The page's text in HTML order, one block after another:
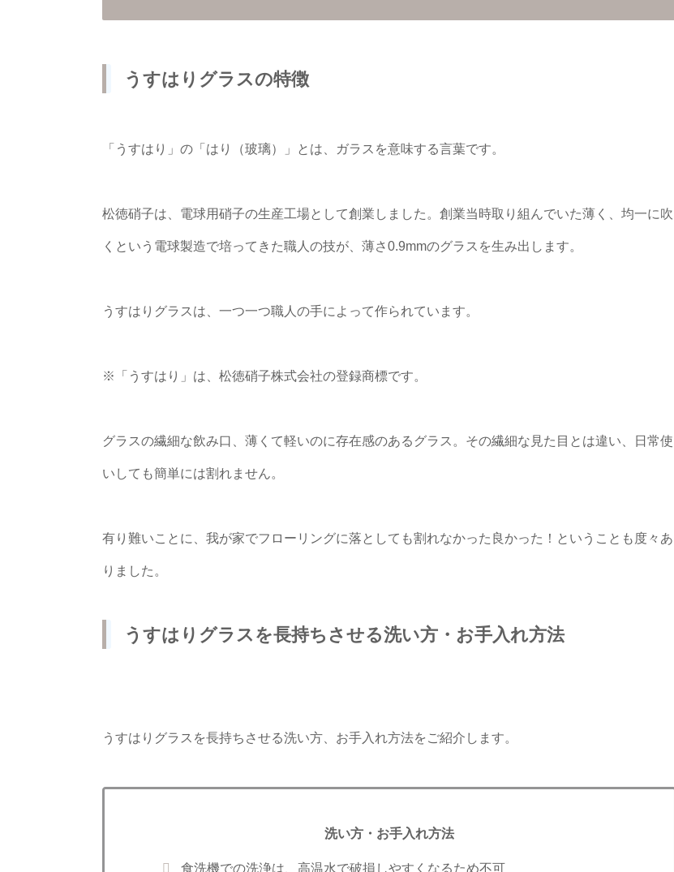
うすはりグラスの特徴
「うすはり」の「はり（玻璃）」とは、ガラスを意味する言葉です。
松徳硝子は、電球用硝子の生産工場として創業しました。創業当時取り組んでいた薄く、均一に吹
くという電球製造で培ってきた職人の技が、薄さ0.9mmのグラスを生み出します。
うすはりグラスは、一つ一つ職人の手によって作られています。
※「うすはり」は、松徳硝子株式会社の登録商標です。
グラスの繊細な飲み口、薄くて軽いのに存在感のあるグラス。その繊細な見た目とは違い、日常使
いしても簡単には割れません。
有り難いことに、我が家でフローリングに落としても割れなかった良かった！ということも度々あ
りました。
うすはりグラスを長持ちさせる洗い方・お手入れ方法
うすはりグラスを長持ちさせる洗い方、お手入れ方法をご紹介します。
洗い方・お手入れ方法
食洗機での洗浄は、高温水で破損しやすくなるため不可